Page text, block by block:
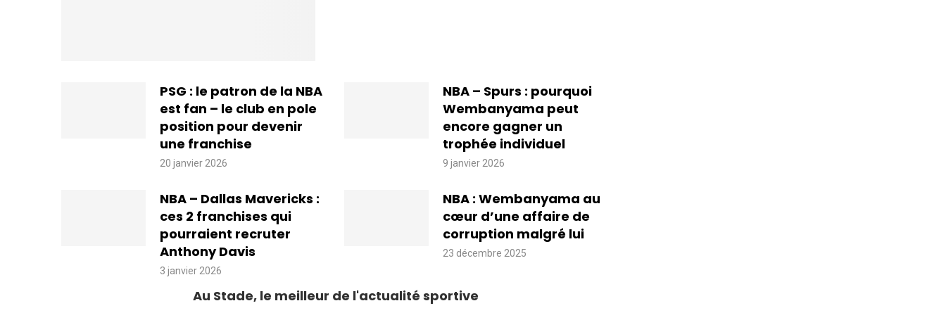
PSG : le patron de la NBA
est fan – le club en pole
position pour devenir
une franchise
20 janvier 2026
NBA – Spurs : pourquoi
Wembanyama peut
encore gagner un
trophée individuel
9 janvier 2026
NBA – Dallas Mavericks :
ces 2 franchises qui
pourraient recruter
Anthony Davis
3 janvier 2026
NBA : Wembanyama au
cœur d’une affaire de
corruption malgré lui
23 décembre 2025
Au Stade, le meilleur de l'actualité sportive